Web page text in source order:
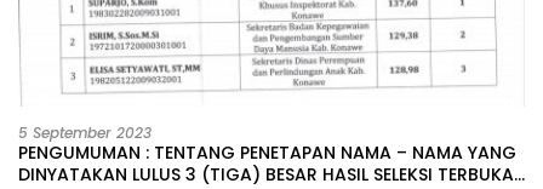
5 September 2023
PENGUMUMAN : TENTANG PENETAPAN NAMA – NAMA YANG
DINYATAKAN LULUS 3 (TIGA) BESAR HASIL SELEKSI TERBUKA